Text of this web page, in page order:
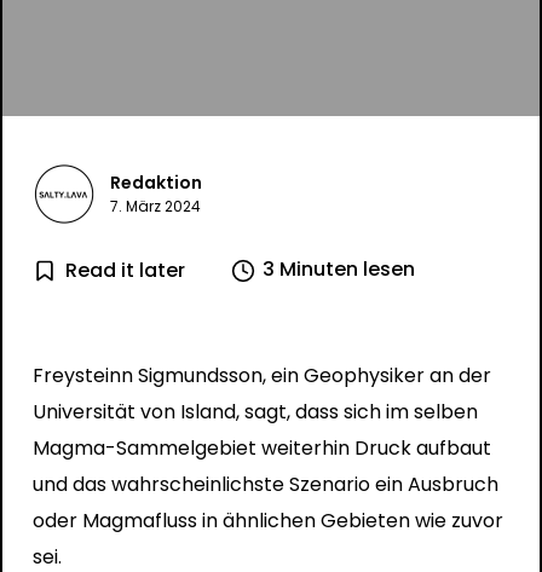
Redaktion
7. März 2024
Read it later 3 Minuten lesen
Freysteinn Sigmundsson, ein Geophysiker an der
Universität von Island, sagt, dass sich im selben
Magma-Sammelgebiet weiterhin Druck aufbaut
und das wahrscheinlichste Szenario ein Ausbruch
oder Magmafluss in ähnlichen Gebieten wie zuvor
sei.